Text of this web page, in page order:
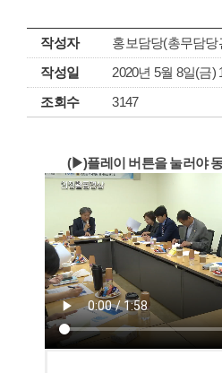
작성자
홍보담당(총무담당
작성일
2020년 5월 8일(금)
조회수
3147
(▶)플레이 버튼을 눌러야